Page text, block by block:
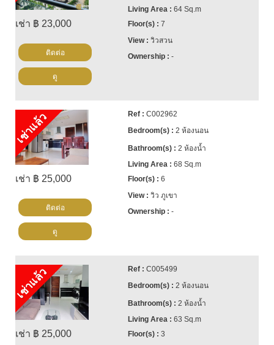
เช่า ฿ 23,000
64 Sq.m
7
วิวสวน
-
ติดต่อ
ดู
เช่าแล้ว
เช่า ฿ 25,000
C002962
2 ห้องนอน
2 ห้องน้ำ
68 Sq.m
6
วิว ภูเขา
-
ติดต่อ
ดู
เช่าแล้ว
เช่า ฿ 25,000
C005499
2 ห้องนอน
2 ห้องน้ำ
63 Sq.m
3